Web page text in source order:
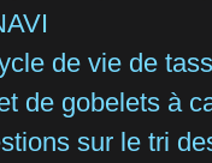
de vie de
de gobelets à
sur le tri